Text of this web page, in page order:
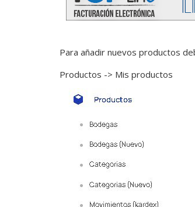
Para añadir nuevos productos
Productos -> Mis productos